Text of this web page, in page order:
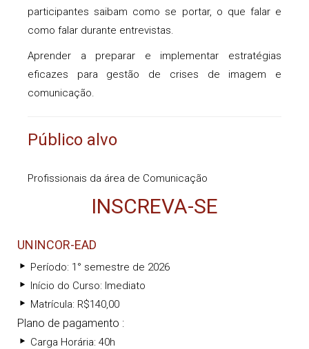
participantes saibam como se portar, o que falar e
como falar durante entrevistas.
Aprender a preparar e implementar estratégias
eficazes para gestão de crises de imagem e
comunicação.
Público alvo
Profissionais da área de Comunicação
INSCREVA-SE
UNINCOR-EAD
Período: 1° semestre de 2026
Início do Curso: Imediato
Matrícula: R$140,00
Plano de pagamento :
Carga Horária: 40h